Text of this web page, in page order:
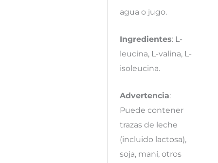
agua o jugo.
Ingredientes: L-
leucina, L-valina, L-
isoleucina.
Advertencia:
Puede contener
trazas de leche
(incluido lactosa),
soja, maní, otros